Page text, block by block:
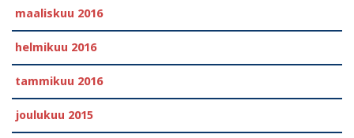
maaliskuu 2016
helmikuu 2016
tammikuu 2016
joulukuu 2015